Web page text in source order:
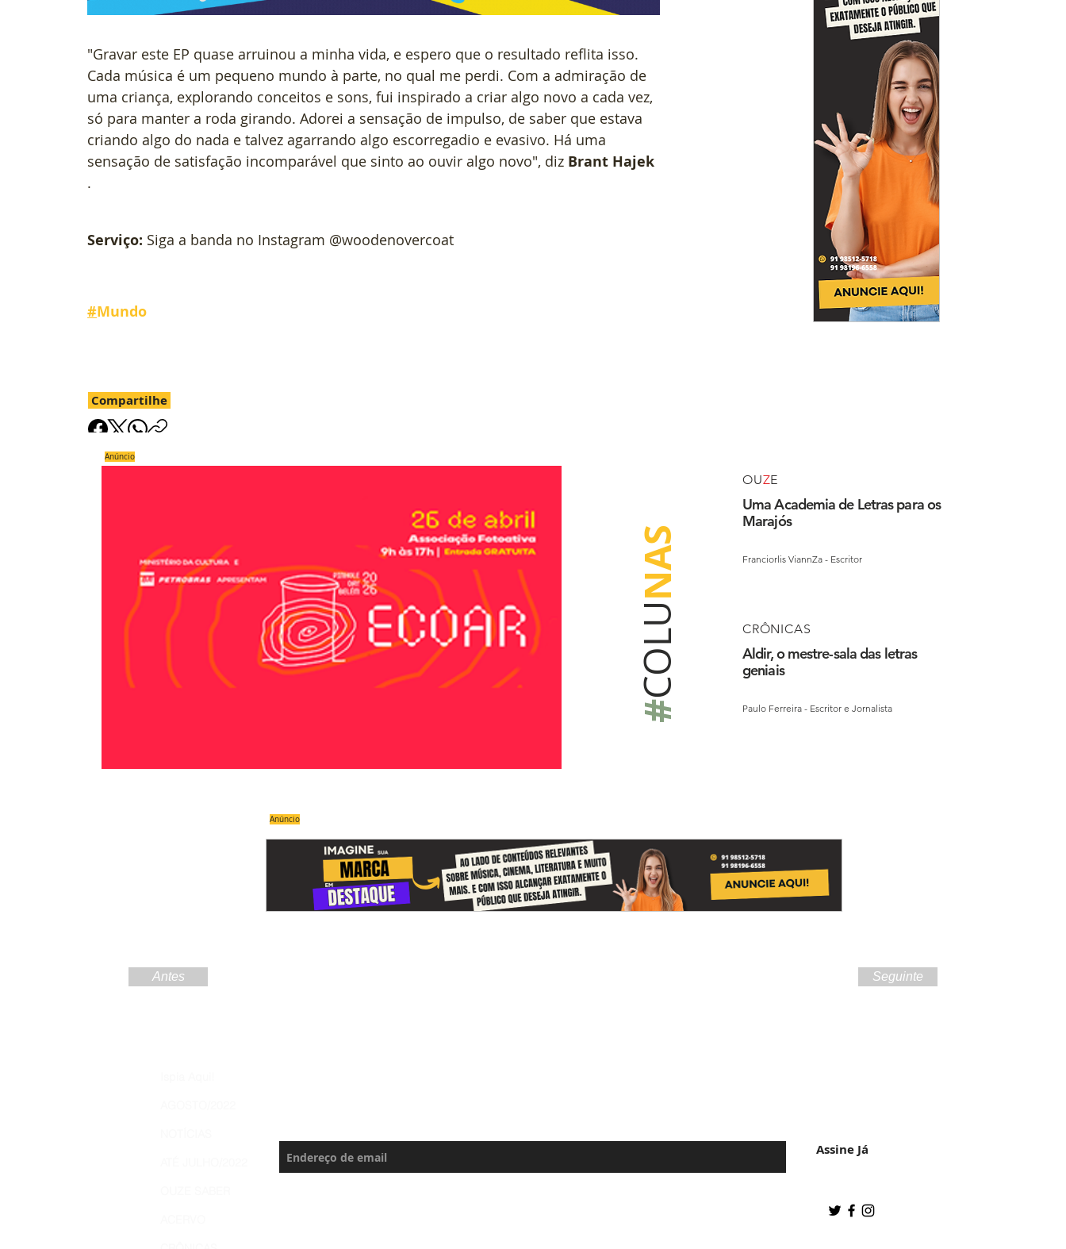
"Gravar este EP quase arruinou a minha vida, e espero que o resultado reflita isso.
Cada música é um pequeno mundo à parte, no qual me perdi. Com a admiração de
uma criança, explorando conceitos e sons, fui inspirado a criar algo novo a cada vez,
só para manter a roda girando. Adorei a sensação de impulso, de saber que estava
criando algo do nada e talvez agarrando algo escorregadio e evasivo. Há uma
sensação de satisfação incomparável que sinto ao ouvir algo novo", diz Brant Hajek
.
Serviço: Siga a banda no Instagram @woodenovercoat
#Mundo
Compartilhe
#
COLU
NAS
OUZE
Uma Academia de Letras para os
Marajós
Franciorlis ViannZa - Escritor
CRÔNICAS
Aldir, o mestre-sala das letras
geniais
Paulo Ferreira - Escritor e Jornalista
Anúncio
Anúncio
Antes Seguinte
Assine Já